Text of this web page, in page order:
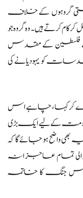
گروہوں کے خلاف
ہیں۔ وہ گروہ جو
فلسطین کے مقدس
کو یہودیانے کی
کر کہا، چاہے اس
کے لیے ایک بڑی
واضح ہو جائے گا کہ
والی تمام عاجزانہ
اس جنگ کا خاتمہ